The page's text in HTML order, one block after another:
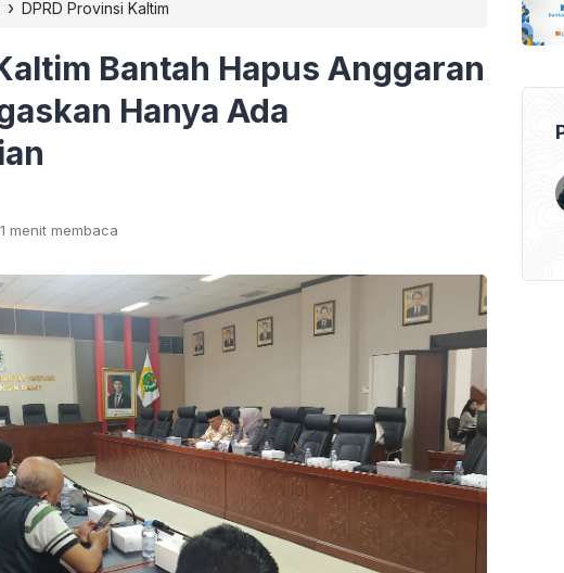
› DPRD Provinsi Kaltim
Bantah Hapus Anggaran
Hanya Ada
1 menit membaca